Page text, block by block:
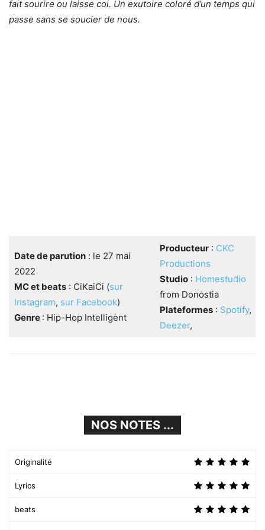
fait sourire ou laisse coi. Un exutoire coloré d’un temps qui
passe sans se soucier de nous.
Date de parution: le 27 mai
2022
MC et beats: CiKaiCi (sur
Instagram, sur Facebook)
Genre : Hip-Hop Intelligent
Producteur : CKC
Productions
Studio: Homestudio
from Donostia
Plateformes: Spotify,
Deezer,
NOS NOTES ...
Originalité
Lyrics
beats